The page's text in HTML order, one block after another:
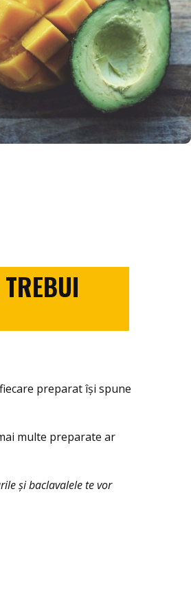
preparat își spune
multe preparate ar
și baclavalele te vor